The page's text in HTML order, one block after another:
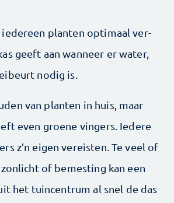
iedereen planten optimaal ver­
geeft aan wanneer er water,
nodig is.
van planten in huis, maar
even groene vingers. Iedere
z’n eigen vereisten. Te veel of
of bemesting kan een
het tuincentrum al snel de das